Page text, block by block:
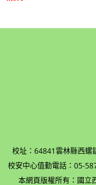
校址：64841雲林縣
校安中心值勤電話：
本網頁版權所有：國